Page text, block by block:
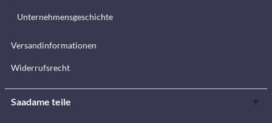
Unternehmensgeschichte
Versandinformationen
Widerrufsrecht
Saadame teile